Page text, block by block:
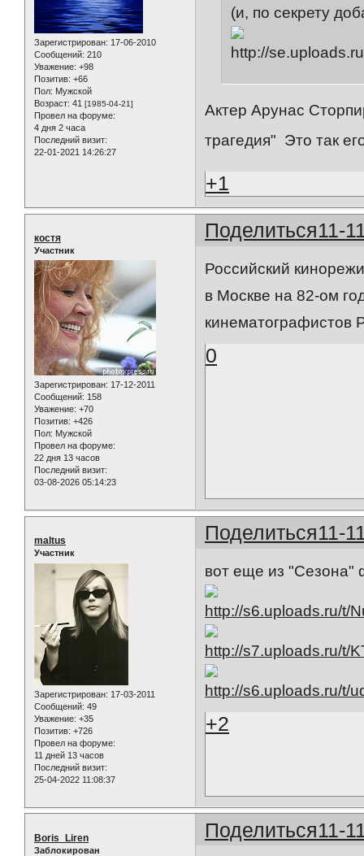
Зарегистрирован: 17-06-2010
Сообщений: 210
Уважение: +98
Позитив: +66
Пол: Мужской
Возраст: 41 [1985-04-21]
Провел на форуме:
4 дня 2 часа
Последний визит:
22-01-2021 14:26:27
(и, по секрету
Актер Арунас
трагедия" Это так
+1
Поделиться11-
костя
Участник
Зарегистрирован: 17-12-2011
Сообщений: 158
Уважение: +70
Позитив: +426
Пол: Мужской
Провел на форуме:
22 дня 13 часов
Последний визит:
03-08-2026 05:14:23
Российский
в Москве на 82-ом
кинематографистов
0
Поделиться11-
maltus
Участник
Зарегистрирован: 17-03-2011
Сообщений: 49
Уважение: +35
Позитив: +726
Провел на форуме:
11 дней 13 часов
Последний визит:
25-04-2022 11:08:37
вот еще из "Сезона"
+2
Поделиться11-
Boris_Liren
Заблокирован